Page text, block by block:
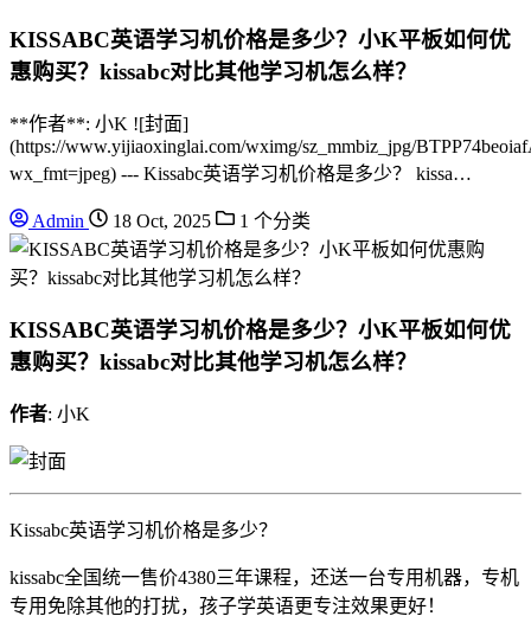
KISSABC英语学习机价格是多少？小K平板如何优
惠购买？kissabc对比其他学习机怎么样？
**作者**: 小K ![封面]
(https://www.yijiaoxinglai.com/wximg/sz_mmbiz_jpg/
wx_fmt=jpeg) --- Kissabc英语学习机价格是多少？ kissa…
Admin 18 Oct, 2025 1 个分类
KISSABC英语学习机价格是多少？小K平板如何优
惠购买？kissabc对比其他学习机怎么样？
作者: 小K
Kissabc英语学习机价格是多少？
kissabc全国统一售价4380三年课程，还送一台专用机器，专机
专用免除其他的打扰，孩子学英语更专注效果更好！